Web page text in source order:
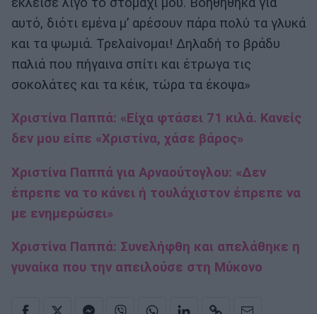
αυτό, διότι εμένα μ’ αρέσουν πάρα πολύ τα γλυκά
και τα ψωμιά. Τρελαίνομαι! Δηλαδή το βράδυ
παλιά που πήγαινα σπίτι και έτρωγα τις
σοκολάτες και τα κέικ, τώρα τα έκοψα»
Χριστίνα Παππά: «Είχα φτάσει 71 κιλά. Κανείς
δεν μου είπε «Χριστίνα, χάσε βάρος»
Χριστίνα Παππά για Αρναούτογλου: «Δεν
έπρεπε να το κάνει ή τουλάχιστον έπρεπε να
με ενημερώσει»
Χριστίνα Παππά: Συνελήφθη και απελάθηκε η
γυναίκα που την απειλούσε στη Μύκονο